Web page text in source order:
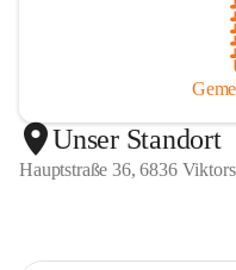
Unser Standort
Hauptstraße 36, 6836